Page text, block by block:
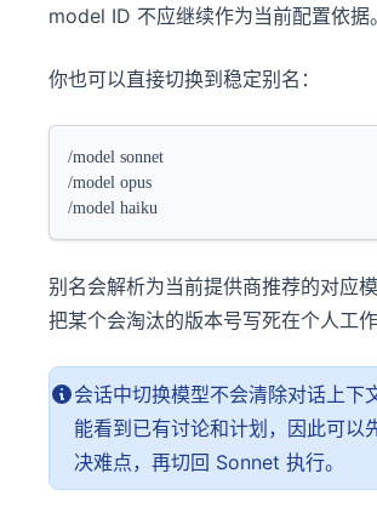
model ID 不应继续作为当前配置依据。
你也可以直接切换到稳定别名：
/model sonnet
/model opus
/model haiku
别名会解析为当前提供商推荐的对应
把某个会淘汰的版本号写死在个人工作
会话中切换模型不会清除对话上下
能看到已有讨论和计划，因此可以
决难点，再切回 Sonnet 执行。